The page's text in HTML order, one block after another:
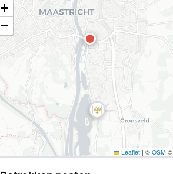
+
−
Leaflet | © OSM ©